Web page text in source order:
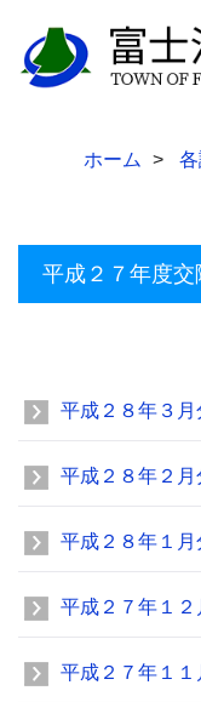
ホーム
平成２７年度交
平成２８年３
平成２８年２
平成２８年１
平成２７年１
平成２７年１